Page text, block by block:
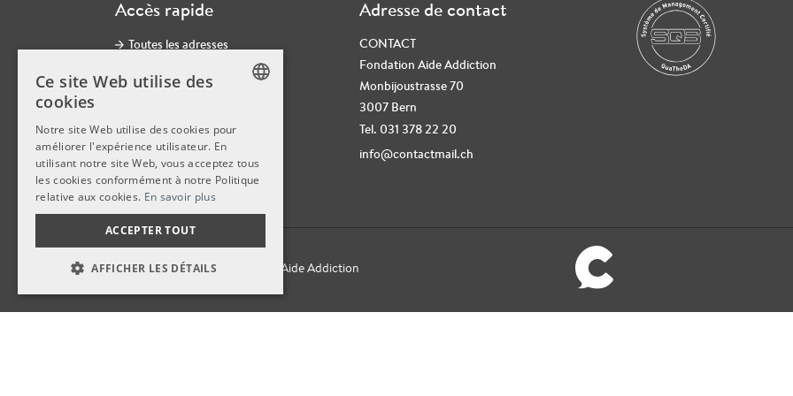
Accès rapide
Toutes les adresses
Réseaux sociaux
Protection des données
Impressum
Adresse de contact
CONTACT
Fondation Aide Addiction
Monbijoustrasse 70
3007 Bern
Tel. 031 378 22 20
info@contactmail.ch
© 2026CONTACT, Fondation Aide Addiction
GERMAN
FRENCH
Ce site Web utilise des
cookies
Notre site Web utilise des cookies pour
améliorer l'expérience utilisateur. En
utilisant notre site Web, vous acceptez tous
les cookies conformément à notre Politique
relative aux cookies. En savoir plus
ACCEPTER TOUT
AFFICHER LES DÉTAILS
STRICTEMENT NÉCESSAIRES